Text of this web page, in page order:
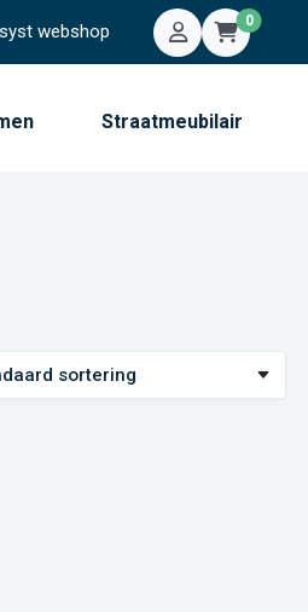
webshop
Mijn account
0
Straatmeubilair